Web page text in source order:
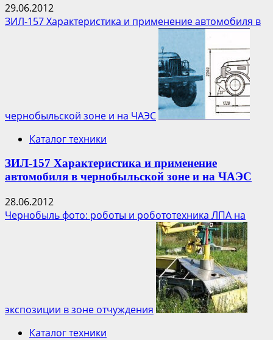
29.06.2012
ЗИЛ-157 Характеристика и применение автомобиля в
чернобыльской зоне и на ЧАЭС
Каталог техники
ЗИЛ-157 Характеристика и применение
автомобиля в чернобыльской зоне и на ЧАЭС
28.06.2012
Чернобыль фото: роботы и робототехника ЛПА на
экспозиции в зоне отчуждения
Каталог техники